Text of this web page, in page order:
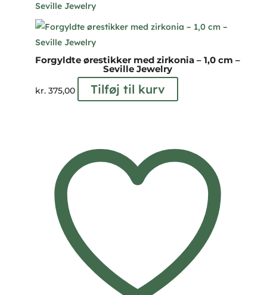
Forgyldte ørestikker med zirkonia – 1,0 cm –
Seville Jewelry
kr.375,00 Tilføj til kurv